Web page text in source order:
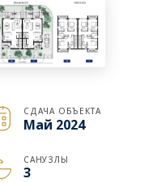
Май 2024
3
СДАЧА ОБЪЕКТА
САНУЗЛЫ